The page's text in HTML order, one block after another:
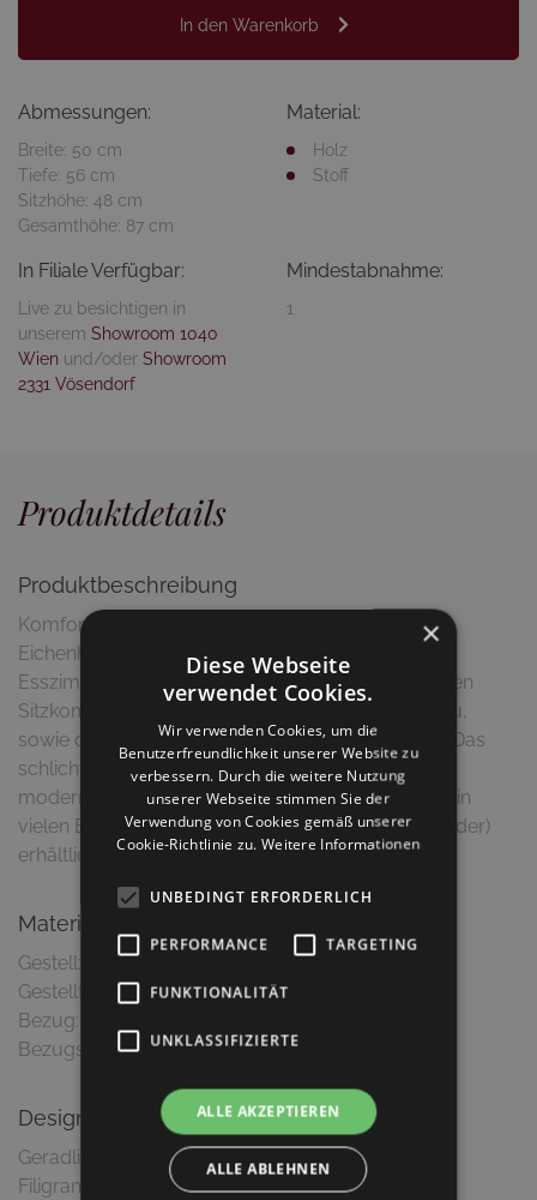
In den Warenkorb
Abmessungen:
Breite: 50 cm
Tiefe: 56 cm
Sitzhöhe: 48 cm
Gesamthöhe: 87 cm
Material:
Holz
Stoff
In Filiale Verfügbar:
Live zu besichtigen in
unserem Showroom 1040
Wien und/oder Showroom
2331 Vösendorf
Mindestabnahme:
1
Produktdetails
Produktbeschreibung
Komfortabler Esszimmerstuhl aus massivem
Eichenholzgestell und hochwertigem Stoffbezug.
Esszimmerstuhl "John" überzeugt durch einmaligen
Sitzkomfort und punktet mit speziellem Sitzaufbau,
sowie der ergonomisch geformten Rückenlehne. Das
schlichte, puristische Design ist der Garant für ein
modernes, zeitloses Möbelstück. Dieser Artikel ist in
vielen Bezugsmaterialien (Stoff, Kunstleder, Echtleder)
erhältlich.
Material & Ausführung
Gestell: Eiche massiv
Gestellfarbe: Eiche natur
Bezug: Stoff
Bezugsfarbe: Grau, Cali 716
Design
Geradliniges, zeitloses Design
Filigrane, schlichte Formgebung
×
Diese Webseite
verwendet Cookies.
Wir verwenden Cookies, um die
Benutzerfreundlichkeit unserer Website zu
verbessern. Durch die weitere Nutzung
unserer Webseite stimmen Sie der
Verwendung von Cookies gemäß unserer
Cookie-Richtlinie zu.Weitere Informationen
UNBEDINGT ERFORDERLICH
PERFORMANCE TARGETING
FUNKTIONALITÄT
UNKLASSIFIZIERTE
ALLE AKZEPTIEREN
ALLE ABLEHNEN